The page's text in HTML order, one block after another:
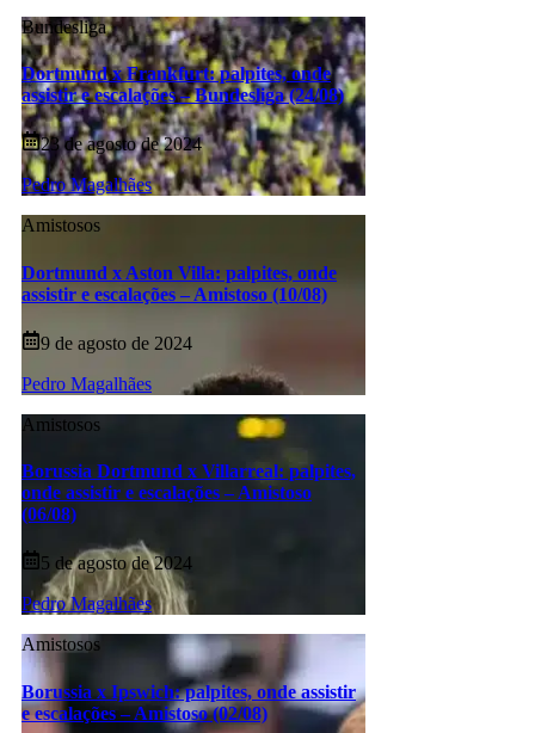
Bundesliga
Dortmund x Frankfurt: palpites, onde
assistir e escalações – Bundesliga (24/08)
23 de agosto de 2024
Pedro Magalhães
Amistosos
Dortmund x Aston Villa: palpites, onde
assistir e escalações – Amistoso (10/08)
9 de agosto de 2024
Pedro Magalhães
Amistosos
Borussia Dortmund x Villarreal: palpites,
onde assistir e escalações – Amistoso
(06/08)
5 de agosto de 2024
Pedro Magalhães
Amistosos
Borussia x Ipswich: palpites, onde assistir
e escalações – Amistoso (02/08)